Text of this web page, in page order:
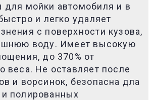
для мойки автомобиля и в
и легко удаляет
с поверхности кузова,
воду. Имеет высокую
до 370% от
веса. Не оставляет после
и ворсинок, безопасна дла
полированных